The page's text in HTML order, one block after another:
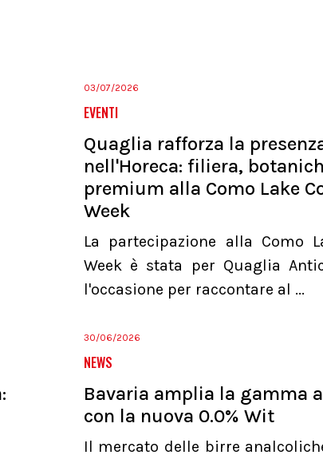
03/07/2026
EVENTI
Quaglia rafforza la
nell'Horeca: filiera,
premium alla Como Lake
Week
La partecipazione alla Como
Week è stata per Quaglia
l'occasione per raccontare al ...
30/06/2026
NEWS
Bavaria amplia la gamma
con la nuova 0.0% Wit
Il mercato delle birre